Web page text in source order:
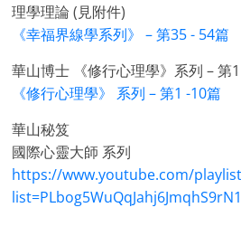
理學理論 (見附件)
《幸福界線學系列》 – 第35 - 54篇
華山博士 《修行心理學》系列 – 第
《修行心理學》 系列 – 第1 -10篇
華山秘笈
國際心靈大師 系列
https://www.youtube.com/